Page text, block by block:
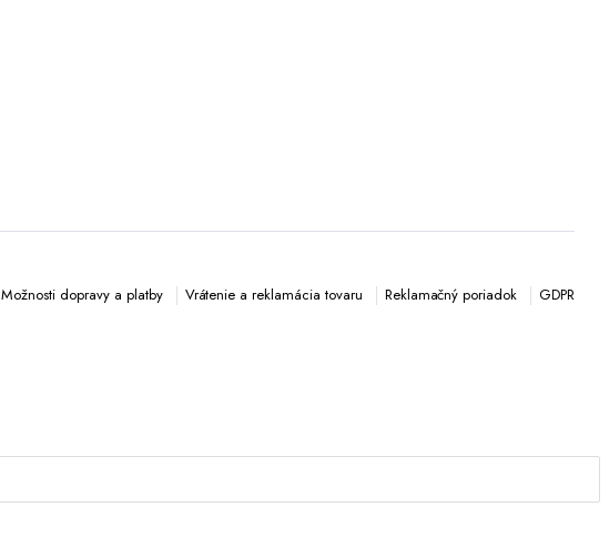
Možnosti dopravy a platby Vrátenie a reklamácia tovaru Reklamačný poriadok GDPR